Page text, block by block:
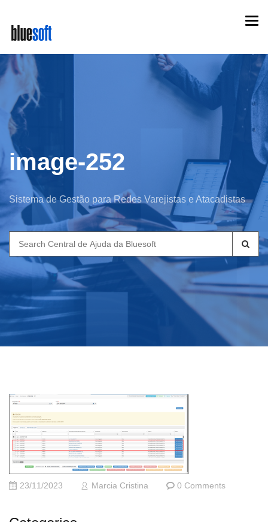
main
content
image-252
Sistema de Gestão para Redes Varejistas e Atacadistas
Search
for:
23/11/2023 Marcia Cristina 0 Comments